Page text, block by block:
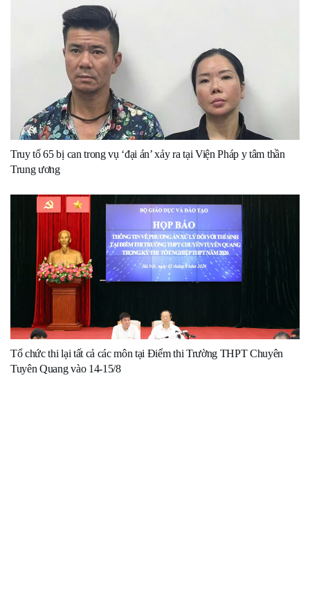
Truy tố 65 bị can trong vụ ‘đại án’ xảy ra tại Viện Pháp y tâm thần
Trung ương
Tổ chức thi lại tất cả các môn tại Điểm thi Trường THPT Chuyên
Tuyên Quang vào 14-15/8